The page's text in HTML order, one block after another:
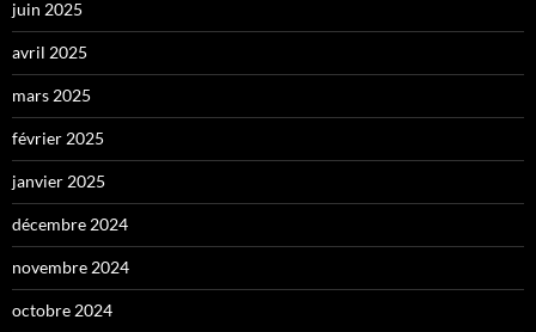
juin 2025
avril 2025
mars 2025
février 2025
janvier 2025
décembre 2024
novembre 2024
octobre 2024